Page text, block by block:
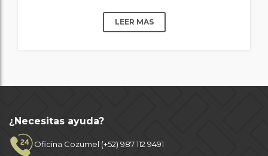
LEER MAS
¿Necesitas ayuda?
Oficina Cozumel (+52) 987 112 9491